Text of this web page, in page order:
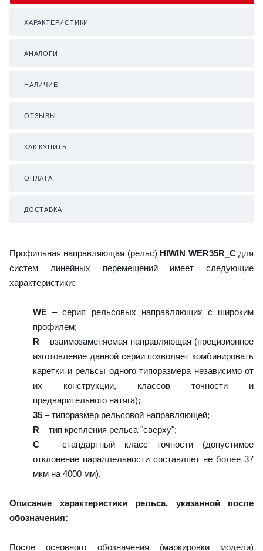
ХАРАКТЕРИСТИКИ
АНАЛОГИ
НАЛИЧИЕ
ОТЗЫВЫ
КАК КУПИТЬ
ОПЛАТА
ДОСТАВКА
Профильная направляющая (рельс) HIWIN WER35R_Cдля
систем линейных перемещений имеет следующие
характеристики:
WE – серия рельсовых направляющих с широким
профилем;
R – взаимозаменяемая направляющая (прецизионное
изготовление данной серии позволяет комбинировать
каретки и рельсы одного типоразмера независимо от
их конструкции, классов точности и
предварительного натяга);
35 – типоразмер рельсовой направляющей;
R – тип крепления рельса "сверху";
C – стандартный класс точности (допустимое
отклонение параллельности составляет не более 37
мкм на 4000 мм).
Описание характеристики рельса, указанной после
обозначения:
После основного обозначения (маркировки модели)